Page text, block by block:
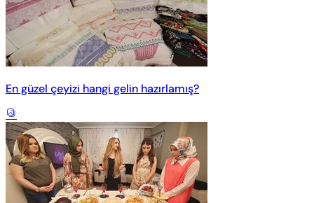
En güzel çeyizi hangi gelin hazırlamış?